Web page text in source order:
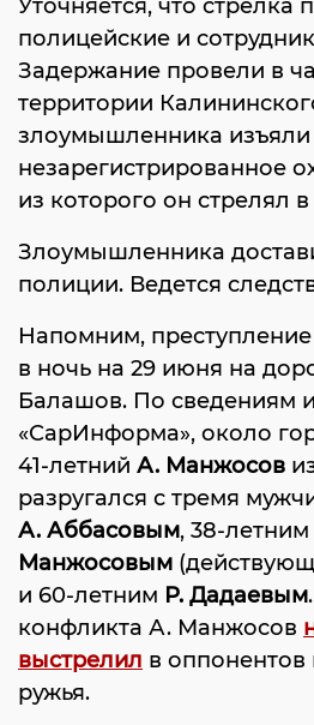
Уточняется, что стрелка
полицейские и
Задержание провели в
территории
злоумышленника изъяли
незарегистрированное
из которого он стрелял
Злоумышленника
полиции. Ведется
Напомним,
в ночь на 29 июня на
Балашов. По сведениям
«СарИнформа», около
41-летний А. Манжосов
разругался с тремя
А. Аббасовым, 38-летним
Манжосовым
и 60-летним Р. Дадаевым
конфликта А. Манжосов
выстрелил в оппонентов
ружья.